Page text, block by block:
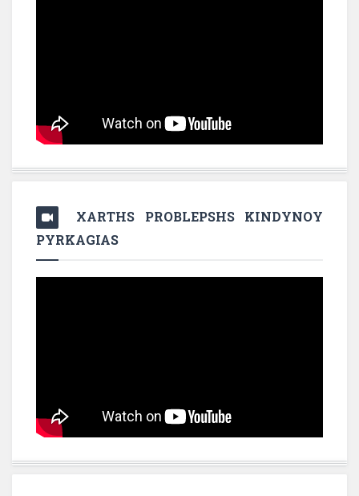
XARTHS PROBLEPSHS KINDYNOY
PYRKAGIAS